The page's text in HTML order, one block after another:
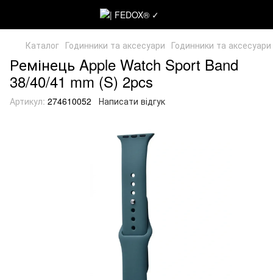
Каталог Годинники та аксесуари Годинники та
Ремінець Apple Watch Sport Band
38/40/41 mm (S) 2pcs
Артикул: 274610052 Написати відгук